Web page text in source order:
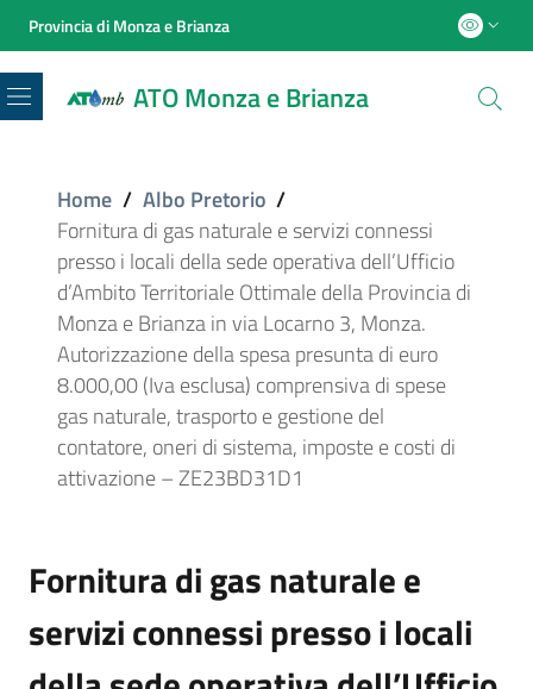
Provincia di Monza e Brianza
ATO Monza e Brianza
Menu
Home / Albo Pretorio /
Fornitura di gas naturale e servizi connessi
presso i locali della sede operativa dell’Ufficio
d’Ambito Territoriale Ottimale della Provincia di
Monza e Brianza in via Locarno 3, Monza.
Autorizzazione della spesa presunta di euro
8.000,00 (Iva esclusa) comprensiva di spese
gas naturale, trasporto e gestione del
contatore, oneri di sistema, imposte e costi di
attivazione – ZE23BD31D1
Fornitura di gas naturale e
servizi connessi presso i locali